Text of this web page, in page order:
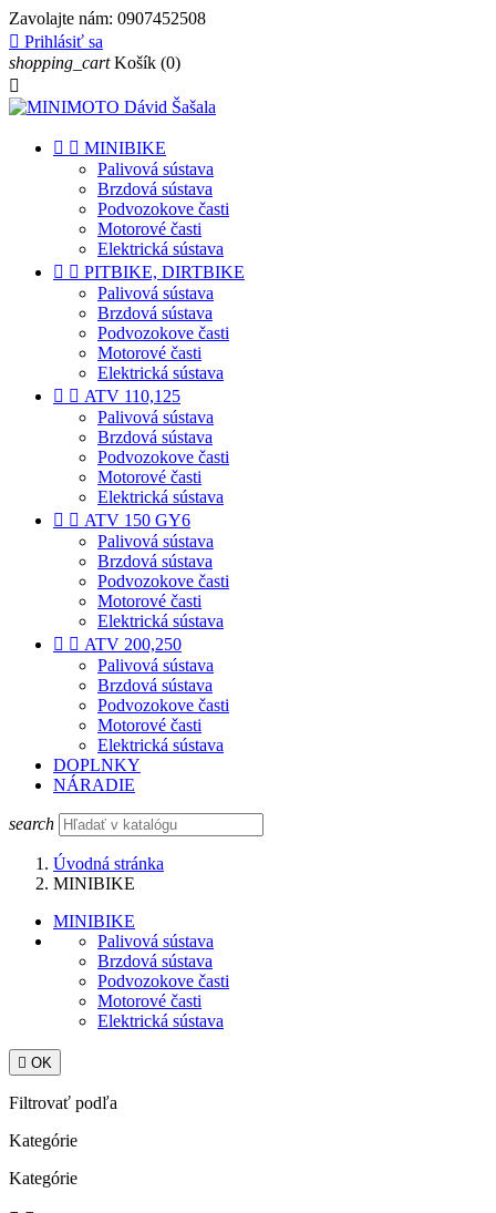
Zavolajte nám: 0907452508
 Prihlásiť sa
shopping_cart Košík (0)

  MINIBIKE
Palivová sústava
Brzdová sústava
Podvozokove časti
Motorové časti
Elektrická sústava
  PITBIKE, DIRTBIKE
Palivová sústava
Brzdová sústava
Podvozokove časti
Motorové časti
Elektrická sústava
  ATV 110,125
Palivová sústava
Brzdová sústava
Podvozokove časti
Motorové časti
Elektrická sústava
  ATV 150 GY6
Palivová sústava
Brzdová sústava
Podvozokove časti
Motorové časti
Elektrická sústava
  ATV 200,250
Palivová sústava
Brzdová sústava
Podvozokove časti
Motorové časti
Elektrická sústava
DOPLNKY
NÁRADIE
search
Úvodná stránka
MINIBIKE
MINIBIKE
Palivová sústava
Brzdová sústava
Podvozokove časti
Motorové časti
Elektrická sústava
 OK
Filtrovať podľa
Kategórie
Kategórie